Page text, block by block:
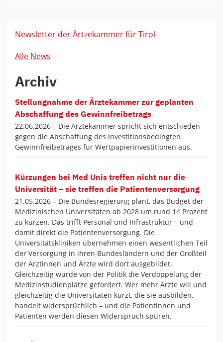
Newsletter der Ärtzekammer für Tirol
Alle News
Archiv
Stellungnahme der Ärztekammer zur geplanten
Abschaffung des Gewinnfreibetrags
22.06.2026 – Die Ärztekammer spricht sich entschieden
gegen die Abschaffung des investitionsbedingten
Gewinnfreibetrages für Wertpapierinvestitionen aus.
Kürzungen bei Med Unis treffen nicht nur die
Universität – sie treffen die Patientenversorgung
21.05.2026 – Die Bundesregierung plant, das Budget der
Medizinischen Universitäten ab 2028 um rund 14 Prozent
zu kürzen. Das trifft Personal und Infrastruktur – und
damit direkt die Patientenversorgung. Die
Universitätskliniken übernehmen einen wesentlichen Teil
der Versorgung in ihren Bundesländern und der Großteil
der Ärztinnen und Ärzte wird dort ausgebildet.
Gleichzeitig wurde von der Politik die Verdoppelung der
Medizinstudienplätze gefordert. Wer mehr Ärzte will und
gleichzeitig die Universitäten kürzt, die sie ausbilden,
handelt widersprüchlich – und die Patientinnen und
Patienten werden diesen Widerspruch spüren.